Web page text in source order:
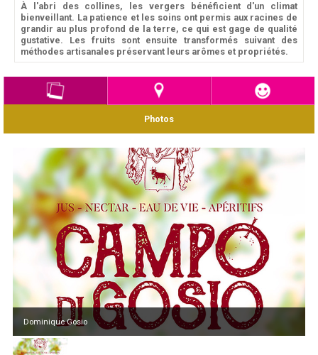
À l'abri des collines, les vergers bénéficient d'un climat
bienveillant. La patience et les soins ont permis aux racines de
grandir au plus profond de la terre, ce qui est gage de qualité
gustative. Les fruits sont ensuite transformés suivant des
méthodes artisanales préservant leurs arômes et propriétés.
Photos
Dominique Gosio